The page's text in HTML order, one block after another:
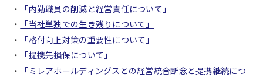
「内勤職員の削減と経営責任について」
「当社単独での生き残りについて」
「格付向上対策の重要性について」
「提携先損保について」
「ミレアホールディングスとの経営統合断念と提携継続につ